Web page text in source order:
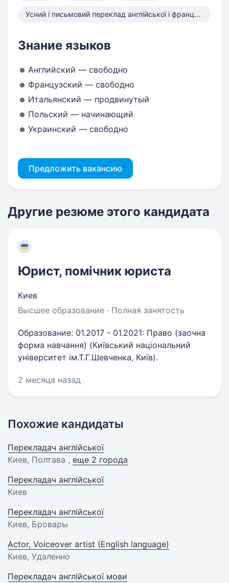
Усний і письмовий переклад англійської і французької мов
Знание языков
Английский — свободно
Французский — свободно
Итальянский — продвинутый
Польский — начинающий
Украинский — свободно
Предложить вакансию
Другие резюме этого кандидата
Юрист, помічник юриста
Киев
Высшее образование · Полная занятость
Образование: 01.2017 - 01.2021: Право (заочна
форма навчання) (Київський національний
університет ім.Т.Г.Шевченка, Київ).
2 месяца назад
Похожие кандидаты
Перекладач англійської
Киев, Полтава , еще 2 города
Перекладач англійської
Киев
Перекладач англійської
Киев, Бровары
Actor, Voiceover artist (English language)
Киев, Удаленно
Перекладач англійської мови